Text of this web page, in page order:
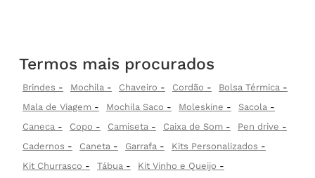
Termos mais procurados
Brindes Mochila Chaveiro Cordão
Bolsa Térmica
Mala de Viagem
Mochila Saco Moleskine
Sacola
Caneca
Copo Camiseta Caixa de Som
Pen drive
Cadernos
Caneta Garrafa
Kits Personalizados
Kit Churrasco
Tábua
Kit Vinho e Queijo